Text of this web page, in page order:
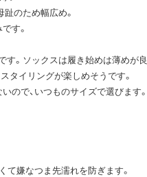
のため幅広め。
す。
す。ソックスは履き始めは薄めが良
タイリングが楽しめそうです。
ので、いつものサイズで選びます。
て嫌なつま先濡れを防ぎます。